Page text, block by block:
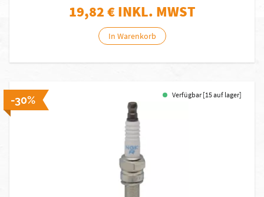
19,82€ INKL. MWST
In Warenkorb
-30% Verfügbar [15 auf lager]